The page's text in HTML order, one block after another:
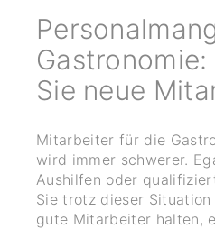
Sie neue
Mitarbeiter für die
wird immer schwerer.
Aushilfen oder
Sie trotz dieser
gute Mitarbeiter halten,